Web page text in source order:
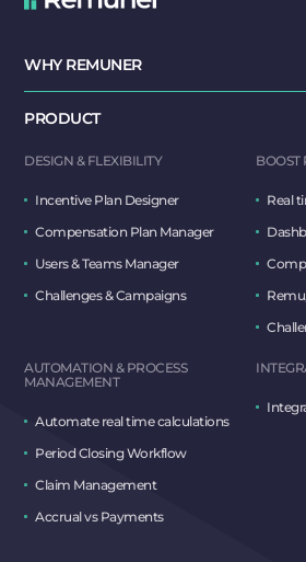
WHY REMUNER
PRODUCT
DESIGN & FLEXIBILITY
Incentive Plan Designer
Compensation Plan Manager
Users & Teams Manager
Challenges & Campaigns
BOOST
Real
AUTOMATION & PROCESS
MANAGEMENT
Automate real time calculations
Period Closing Workflow
Claim Management
Accrual vs Payments